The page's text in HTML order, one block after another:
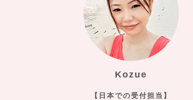
Kozue
【日本での受付担当】